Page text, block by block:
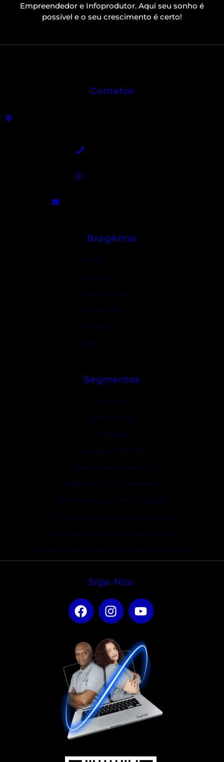
Empreendedor e Infoprodutor. Aqui seu sonho é
possível e o seu crescimento é certo!
Contatos
BragAmar
Home
Serviços
Segmentos
Conteúdo
Contato
Sobre
Segmentos
Youtubers
Infoprodutor
Afiliados
Serviços ONLINE
Agência de Marketing
Agência de Lançamentos
Ecommerce e Dropshipping
Profissionais Autonômos e Liberais
Clínicas e Profissionais de Saúde
Contabilidade Serviços Digitais em geral
Siga-Nos